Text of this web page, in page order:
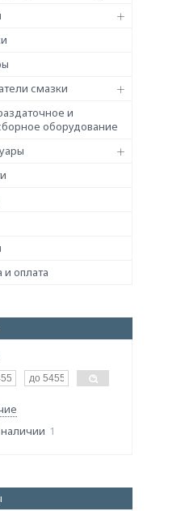
смазки
и
оборудование
и оплата
1